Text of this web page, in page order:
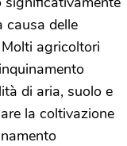
causa delle
agricoltori
di aria, suolo e
la coltivazione